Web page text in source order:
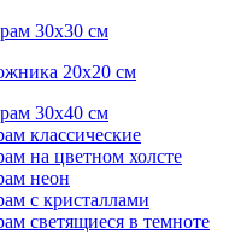
30x30 см
20х20 см
30х40 см
классические
на цветном холсте
неон
с кристаллами
светящиеся в темноте